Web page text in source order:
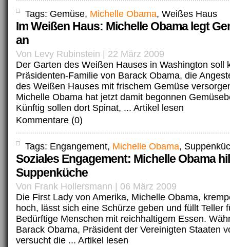
Tags: Gemüse, Michelle Obama, Weißes Haus
Im Weißen Haus: Michelle Obama legt
an
Von Levy Rubinstein | 22 März 2009
Der Garten des Weißen Hauses in Washington soll
Präsidenten-Familie von Barack Obama, die
des Weißen Hauses mit frischem Gemüse
Michelle Obama hat jetzt damit begonnen
Künftig sollen dort Spinat, ... Artikel lesen
Kommentare (0)
Tags: Engangement, Michelle Obama,
Soziales Engagement: Michelle Obama
Suppenküche
Von Frank Hollersmann | 06 März 2009
Die First Lady von Amerika, Michelle Obama,
hoch, lässt sich eine Schürze geben und füllt Teller
Bedürftige Menschen mit reichhaltigem Essen.
Barack Obama, Präsident der Vereinigten Staaten
versucht die ... Artikel lesen